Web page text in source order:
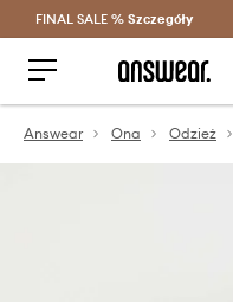
FINAL SALE % Szczegóły
Answear Ona Odzież